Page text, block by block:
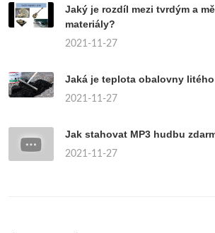
Jaký je rozdíl mezi tvrdým a
materiály?
2021-11-27
Jaká je teplota obalovny
2021-11-27
Jak stahovat MP3 hudbu
2021-11-27